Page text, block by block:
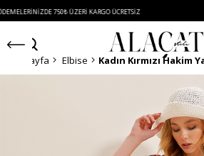
750₺ ÜZERI KARGO ÜCRETSIZ
Anasayfa Elbise